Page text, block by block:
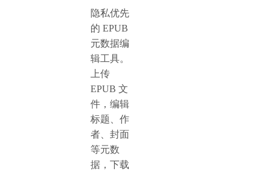
隐私优先
的 EPUB
元数据编
辑工具。
上传
EPUB 文
件，编辑
标题、作
者、封面
等元数
据，下载